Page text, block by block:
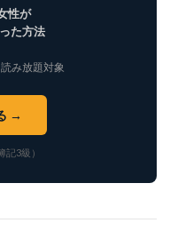
性が
た方法
み放題対象
→
記3級）